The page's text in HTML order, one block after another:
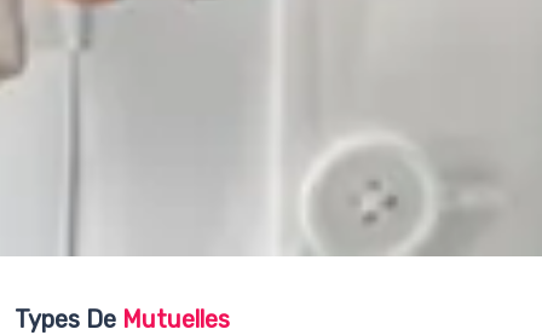
Types De Mutuelles